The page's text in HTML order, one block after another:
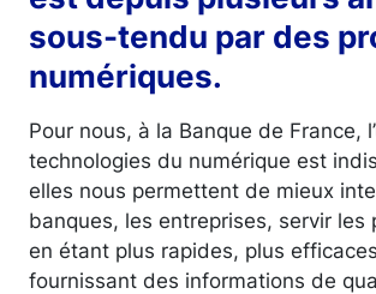
sous-tendu par des
numériques.
Pour nous, à la Banque de France,
technologies du numérique est
elles nous permettent de mieux
banques, les entreprises, servir les
en étant plus rapides, plus
fournissant des informations de